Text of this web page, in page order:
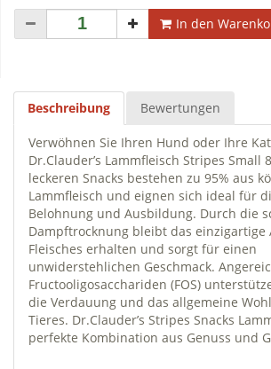
In den
Beschreibung Bewertungen
Verwöhnen Sie Ihren Hund oder Ihre
Dr.Clauder’s Lammfleisch Stripes Small
leckeren Snacks bestehen zu 95% aus
Lammfleisch und eignen sich ideal für
Belohnung und Ausbildung. Durch die
Dampftrocknung bleibt das einzigartige
Fleisches erhalten und sorgt für einen
unwiderstehlichen Geschmack.
Fructooligosacchariden (FOS)
die Verdauung und das allgemeine
Tieres. Dr.Clauder’s Stripes Snacks
perfekte Kombination aus Genuss und